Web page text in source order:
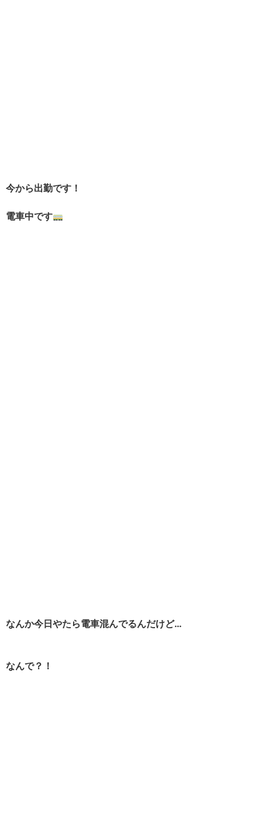
今から出勤です！
電車中です
なんか今日やたら電車混んでるんだけど…
なんで？！